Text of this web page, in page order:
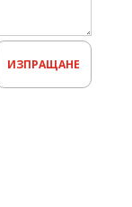
ИЗПРАЩАНЕ